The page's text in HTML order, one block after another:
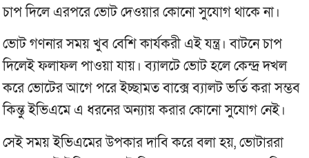
চাপ দিলে এরপরে ভোট দেওয়ার কোনো সুযোগ থাকে না।
ভোট গণনার সময় খুব বেশি কার্যকরী এই যন্ত্র। বাটনে চাপ
দিলেই ফলাফল পাওয়া যায়। ব্যালটে ভোট হলে কেন্দ্র দখল
করে ভোটের আগে পরে ইচ্ছামত বাক্সে ব্যালট ভর্তি করা সম্ভব
কিন্তু ইভিএমে এ ধরনের অন্যায় করার কোনো সুযোগ নেই।
সেই সময় ইভিএমের উপকার দাবি করে বলা হয়, ভোটাররা